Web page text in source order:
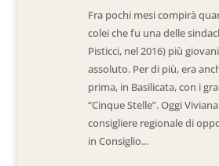
Fra pochi mesi compirà
colei che fu una delle
Pisticci, nel 2016) più
assoluto. Per di più, era
prima, in Basilicata, con i
“Cinque Stelle”. Oggi
consigliere regionale di
in Consiglio...